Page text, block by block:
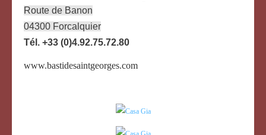
Route de Banon
04300 Forcalquier
Tél. +33 (0)4.92.75.72.80
www.bastidesaintgeorges.com